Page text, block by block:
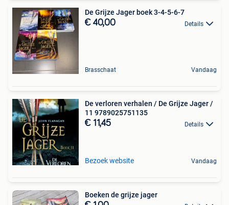
De Grijze Jager boek 3-4-5-6-7
€ 40,00 Details
Brasschaat Vandaag
De verloren verhalen / De Grijze Jager /
11 9789025751135
€ 11,45 Details
Bezoek website Vandaag
Boeken de grijze jager